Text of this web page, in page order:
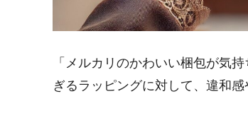
「メルカリのかわいい梱包が気
ぎるラッピングに対して、違和